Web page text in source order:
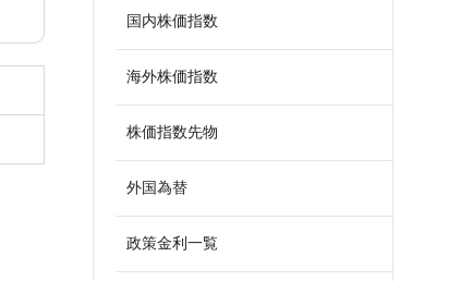
国内株価指数
海外株価指数
株価指数先物
外国為替
政策金利一覧